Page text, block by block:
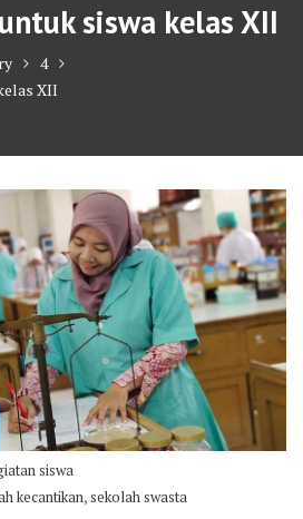
siswa kelas XII
4
XII
siswa
kecantikan,sekolah swasta